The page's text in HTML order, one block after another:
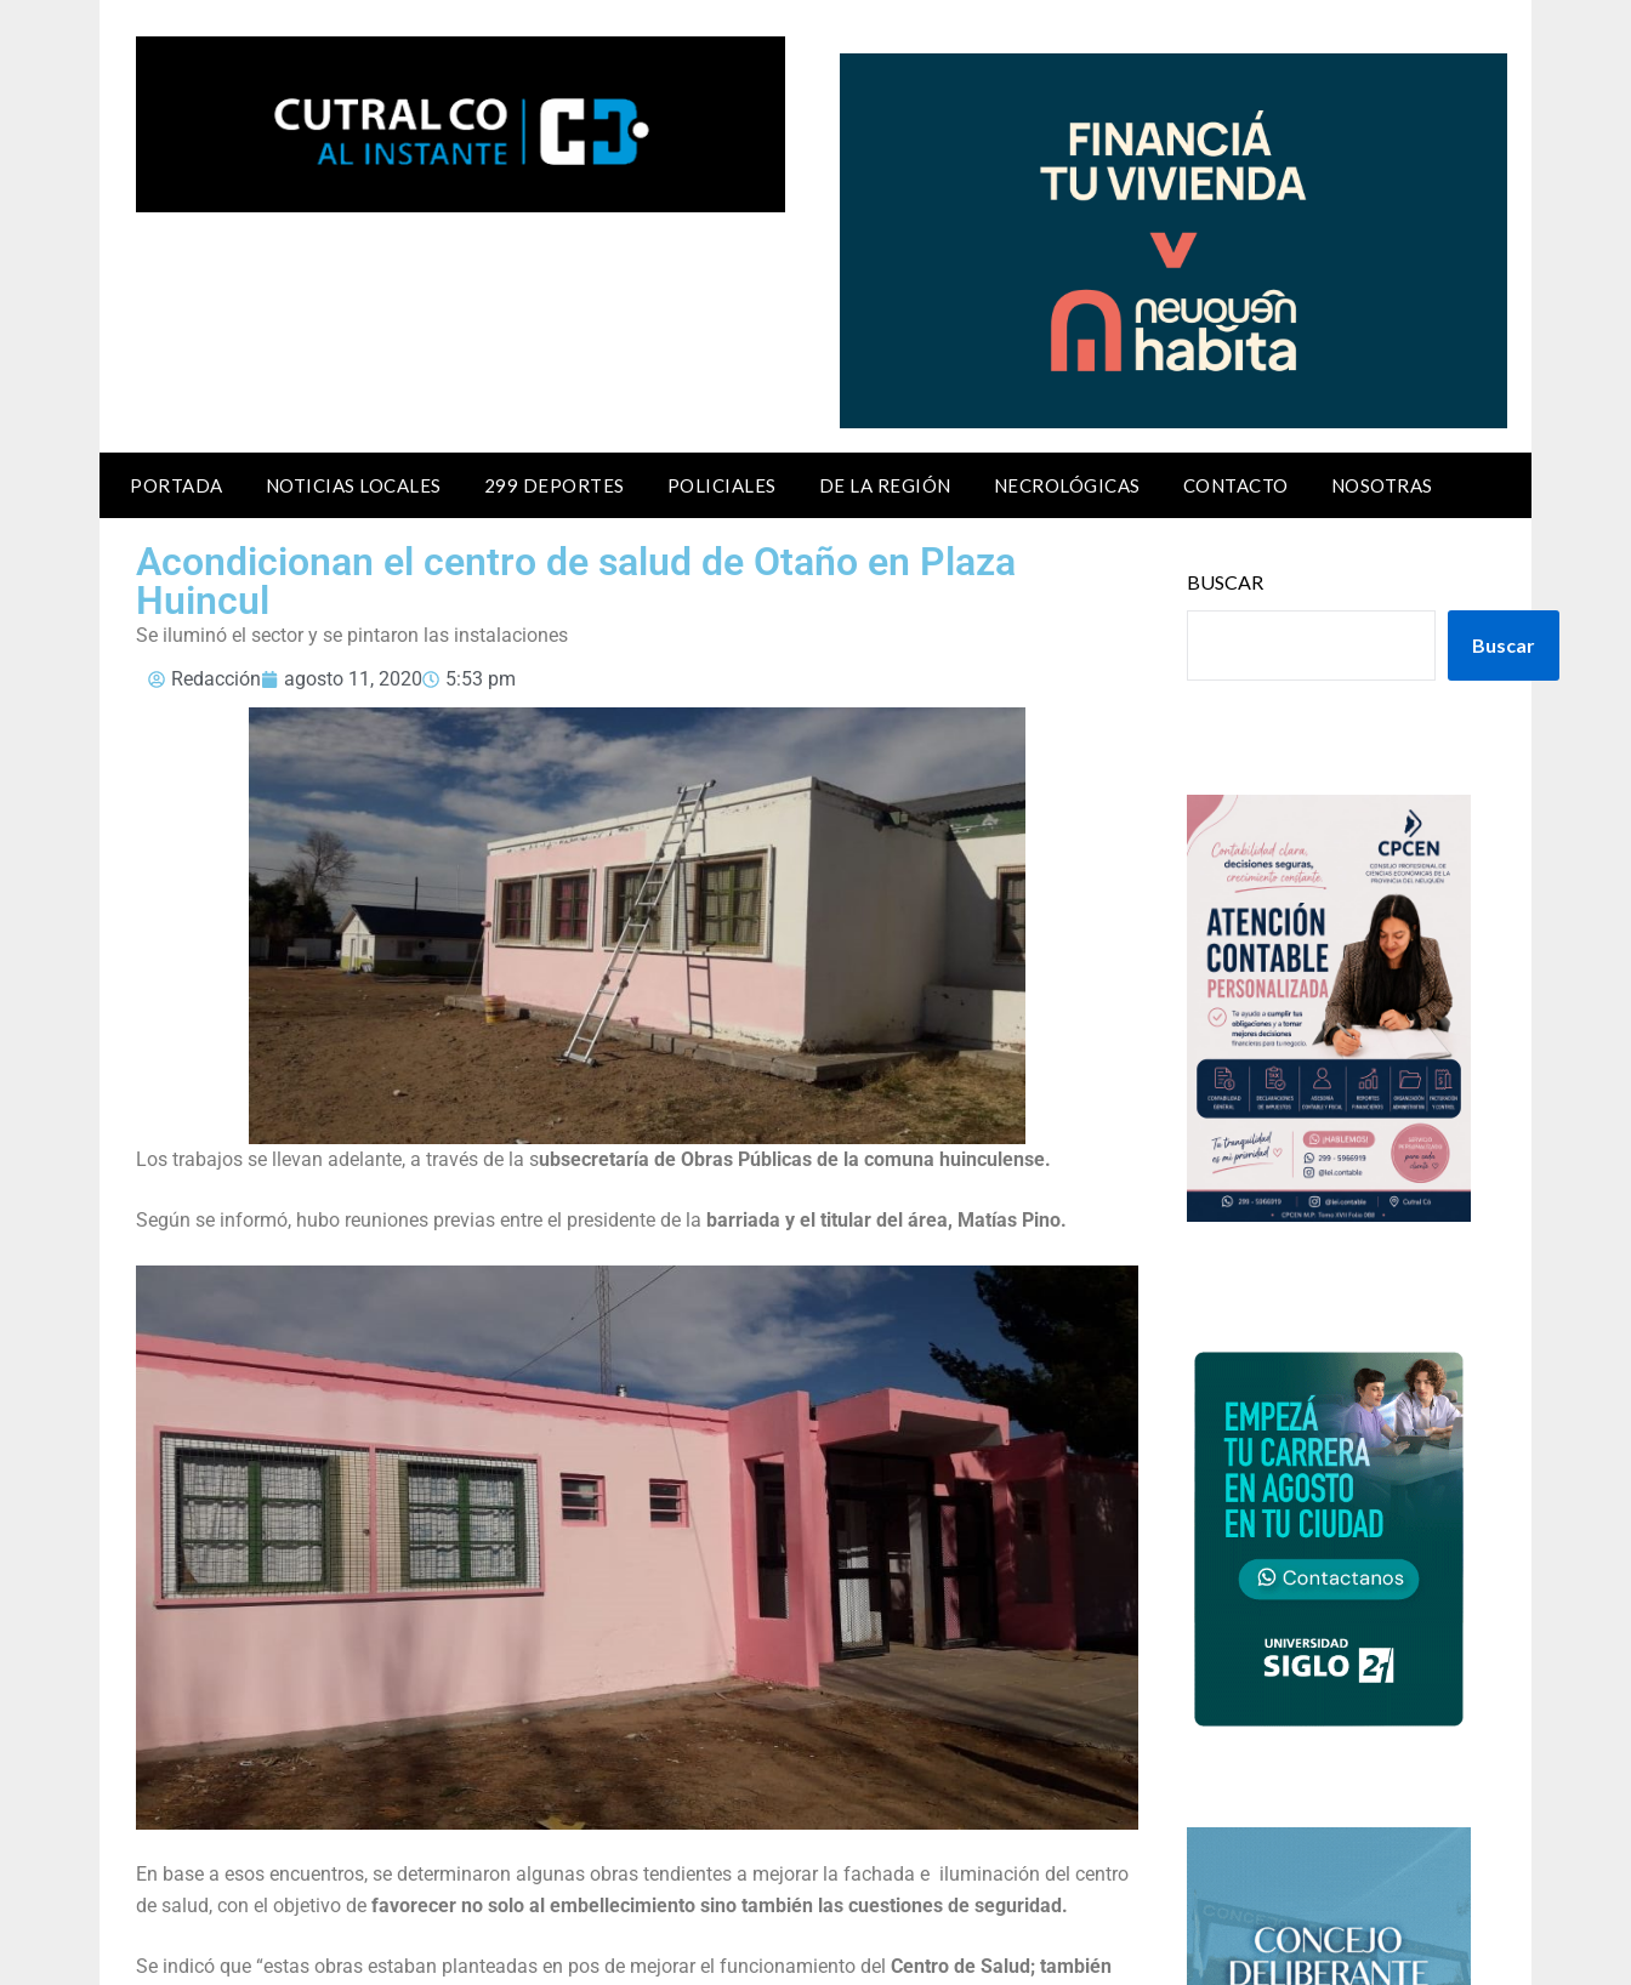
PORTADA NOTICIAS LOCALES 299 DEPORTES POLICIALES DE LA REGIÓN NECROLÓGICAS CONTACTO NOSOTRAS
Acondicionan el centro de salud de Otaño en Plaza
Huincul
Se iluminó el sector y se pintaron las instalaciones
Redacción
agosto 11, 2020 5:53 pm
Los trabajos se llevan adelante, a través de la subsecretaría de Obras Públicas de la comuna huinculense.
Según se informó, hubo reuniones previas entre el presidente de la barriada y el titular del área, Matías Pino.
En base a esos encuentros, se determinaron algunas obras tendientes a mejorar la fachada e iluminación del centro
de salud, con el objetivo de favorecer no solo al embellecimiento sino también las cuestiones de seguridad.
Se indicó que “estas obras estaban planteadas en pos de mejorar el funcionamiento del Centro de Salud; también
BUSCAR
Buscar